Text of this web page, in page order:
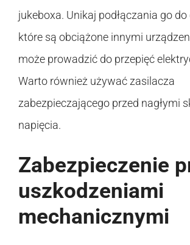
jukeboxa. Unikaj podłączania go do
które są obciążone innymi
może prowadzić do przepięć
Warto również używać zasilacza
zabezpieczającego przed nagłymi
napięcia.
Zabezpieczenie
uszkodzeniami
mechanicznymi